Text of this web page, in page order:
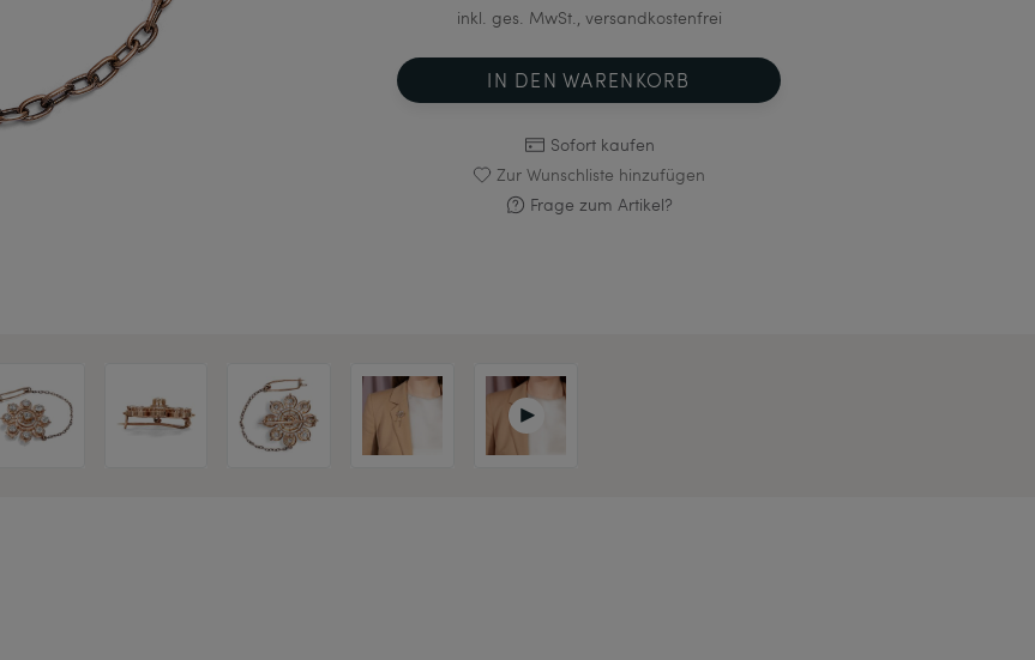
inkl. ges. MwSt., versandkostenfrei
IN DEN WARENKORB
Sofort kaufen
Zur Wunschliste hinzufügen
Frage zum Artikel?